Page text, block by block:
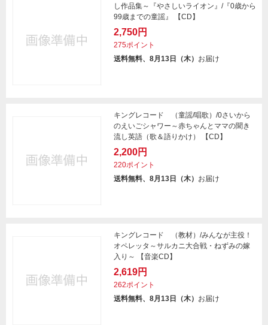
し作品集～『やさしいライオン』/『0歳から
99歳までの童謡』 【CD】
2,750円
275ポイント
送料無料、8月13日（木） お届け
キングレコード （童謡/唱歌）/0さいから
のえいごシャワー～赤ちゃんとママの聞き
流し英語（歌＆語りかけ） 【CD】
2,200円
220ポイント
送料無料、8月13日（木） お届け
キングレコード （教材）/みんなが主役！
オペレッタ～サルカニ大合戦・ねずみの嫁
入り～ 【音楽CD】
2,619円
262ポイント
送料無料、8月13日（木） お届け